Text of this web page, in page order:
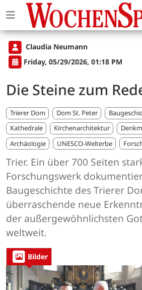
Claudia Neumann
Friday, 05/29/2026, 01:18 PM
Die Steine zum
Trierer Dom Dom St. Peter
Kathedrale
Kirchenarchitektur
Archäologie
UNESCO-Welterbe
Trier. Ein über 700 Seiten
Forschungswerk
Baugeschichte des Trierer
überraschende neue
der außergewöhnlichsten
weltweit.
Bilder